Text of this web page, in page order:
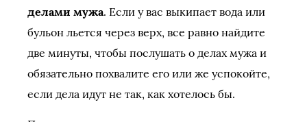
делами мужа. Если у вас выкипает вода или
бульон льется через верх, все равно найдите
две минуты, чтобы послушать о делах мужа и
обязательно похвалите его или же успокойте,
если дела идут не так, как хотелось бы.